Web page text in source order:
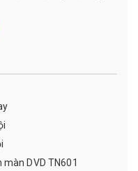
DVD TN601